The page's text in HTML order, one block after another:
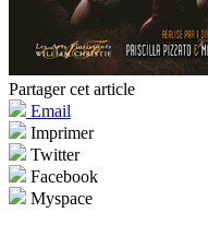
Partager cet article
Email
Imprimer
Twitter
Facebook
Myspace